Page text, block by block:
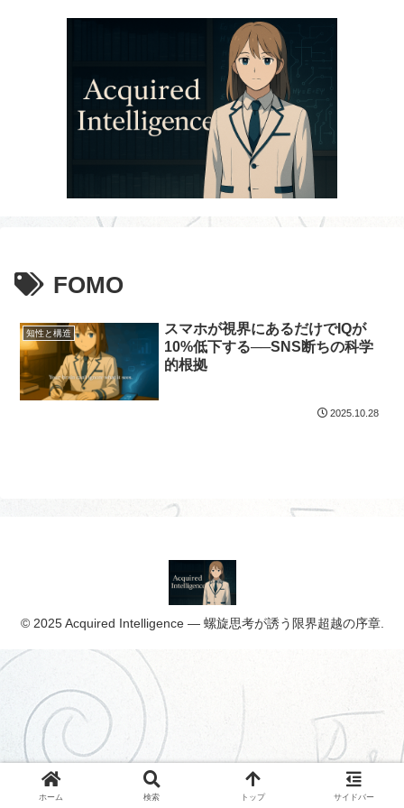
FOMO
知性と構造
スマホが視界にあるだけでIQが
10%低下する──SNS断ちの科学
的根拠
2025.10.28
© 2025 Acquired Intelligence ― 螺旋思考が誘う限界超越の序章.
ホーム 検索 トップ サイドバー